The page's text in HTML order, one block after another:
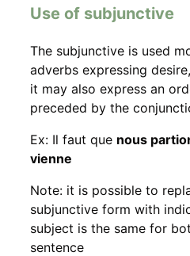
Use of subjunctive
The subjunctive is used
adverbs expressing
it may also express an
preceded by the
Ex: Il faut que nous
vienne
Note: it is possible to
subjunctive form with
subject is the same for
sentence